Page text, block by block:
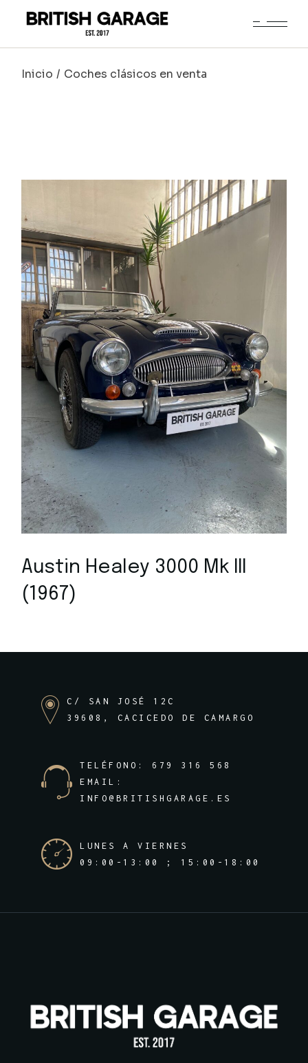
contenido
Inicio Coches clásicos en venta
Austin Healey 3000 Mk III
(1967)
C/ SAN JOSÉ 12C
39608, CACICEDO DE CAMARGO
TELÉFONO: 679 316 568
EMAIL:
INFO@BRITISHGARAGE.ES
LUNES A VIERNES
09:00-13:00 ; 15:00-18:00